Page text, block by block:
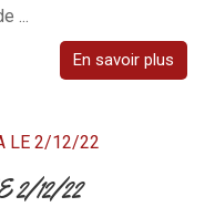
...
En savoir plus
12/22